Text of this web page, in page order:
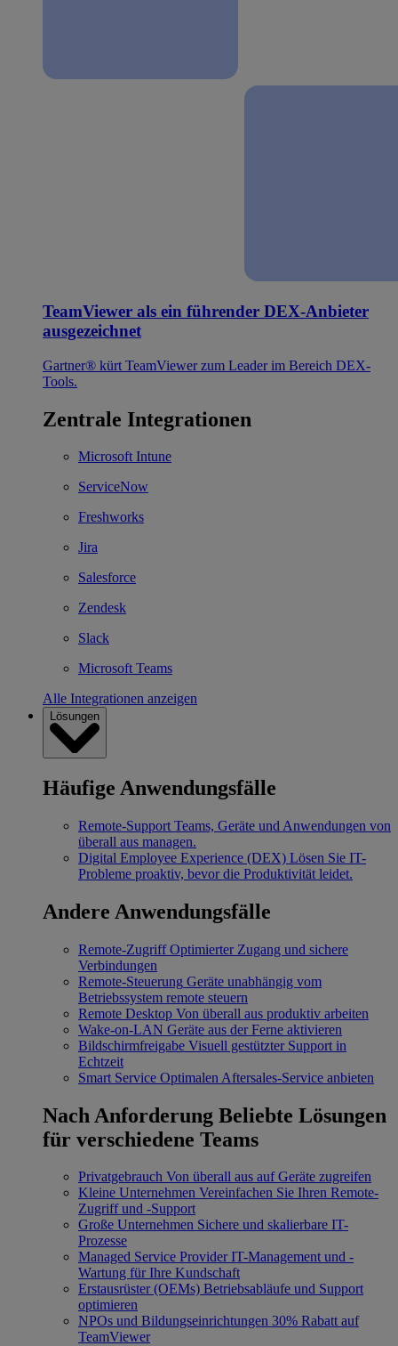
TeamViewer als ein führender DEX-Anbieter
ausgezeichnet
Gartner® kürt TeamViewer zum Leader im Bereich DEX-
Tools.
Zentrale Integrationen
Microsoft Intune
ServiceNow
Freshworks
Jira
Salesforce
Zendesk
Slack
Microsoft Teams
Alle Integrationen anzeigen
Lösungen
Häufige Anwendungsfälle
Remote-Support Teams, Geräte und Anwendungen von
überall aus managen.
Digital Employee Experience (DEX) Lösen Sie IT-
Probleme proaktiv, bevor die Produktivität leidet.
Andere Anwendungsfälle
Remote-Zugriff Optimierter Zugang und sichere
Verbindungen
Remote-Steuerung Geräte unabhängig vom
Betriebssystem remote steuern
Remote Desktop Von überall aus produktiv arbeiten
Wake-on-LAN Geräte aus der Ferne aktivieren
Bildschirmfreigabe Visuell gestützter Support in
Echtzeit
Smart Service Optimalen Aftersales-Service anbieten
Nach Anforderung Beliebte Lösungen
für verschiedene Teams
Privatgebrauch Von überall aus auf Geräte zugreifen
Kleine Unternehmen Vereinfachen Sie Ihren Remote-
Zugriff und -Support
Große Unternehmen Sichere und skalierbare IT-
Prozesse
Managed Service Provider IT-Management und -
Wartung für Ihre Kundschaft
Erstausrüster (OEMs) Betriebsabläufe und Support
optimieren
NPOs und Bildungseinrichtungen 30% Rabatt auf
TeamViewer